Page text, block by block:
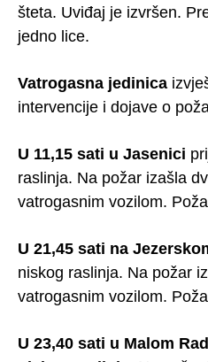
šteta. Uviđaj je izvršen.
jedno lice.
Vatrogasna jedinica
intervencije i dojave o
U 11,15 sati u Jasenici
raslinja. Na požar izašla
vatrogasnim vozilom.
U 21,45 sati na
niskog raslinja. Na požar
vatrogasnim vozilom.
U 23,40 sati u Malom